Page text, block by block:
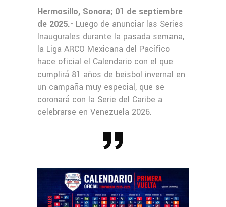
Hermosillo, Sonora; 01 de septiembre
de 2025.- Luego de anunciar las Series
Inaugurales durante la pasada semana,
la Liga ARCO Mexicana del Pacífico
hace oficial el Calendario con el que
cumplirá 81 años de beisbol invernal en
un campaña muy especial, que se
coronará con la Serie del Caribe a
celebrarse en Venezuela 2026.